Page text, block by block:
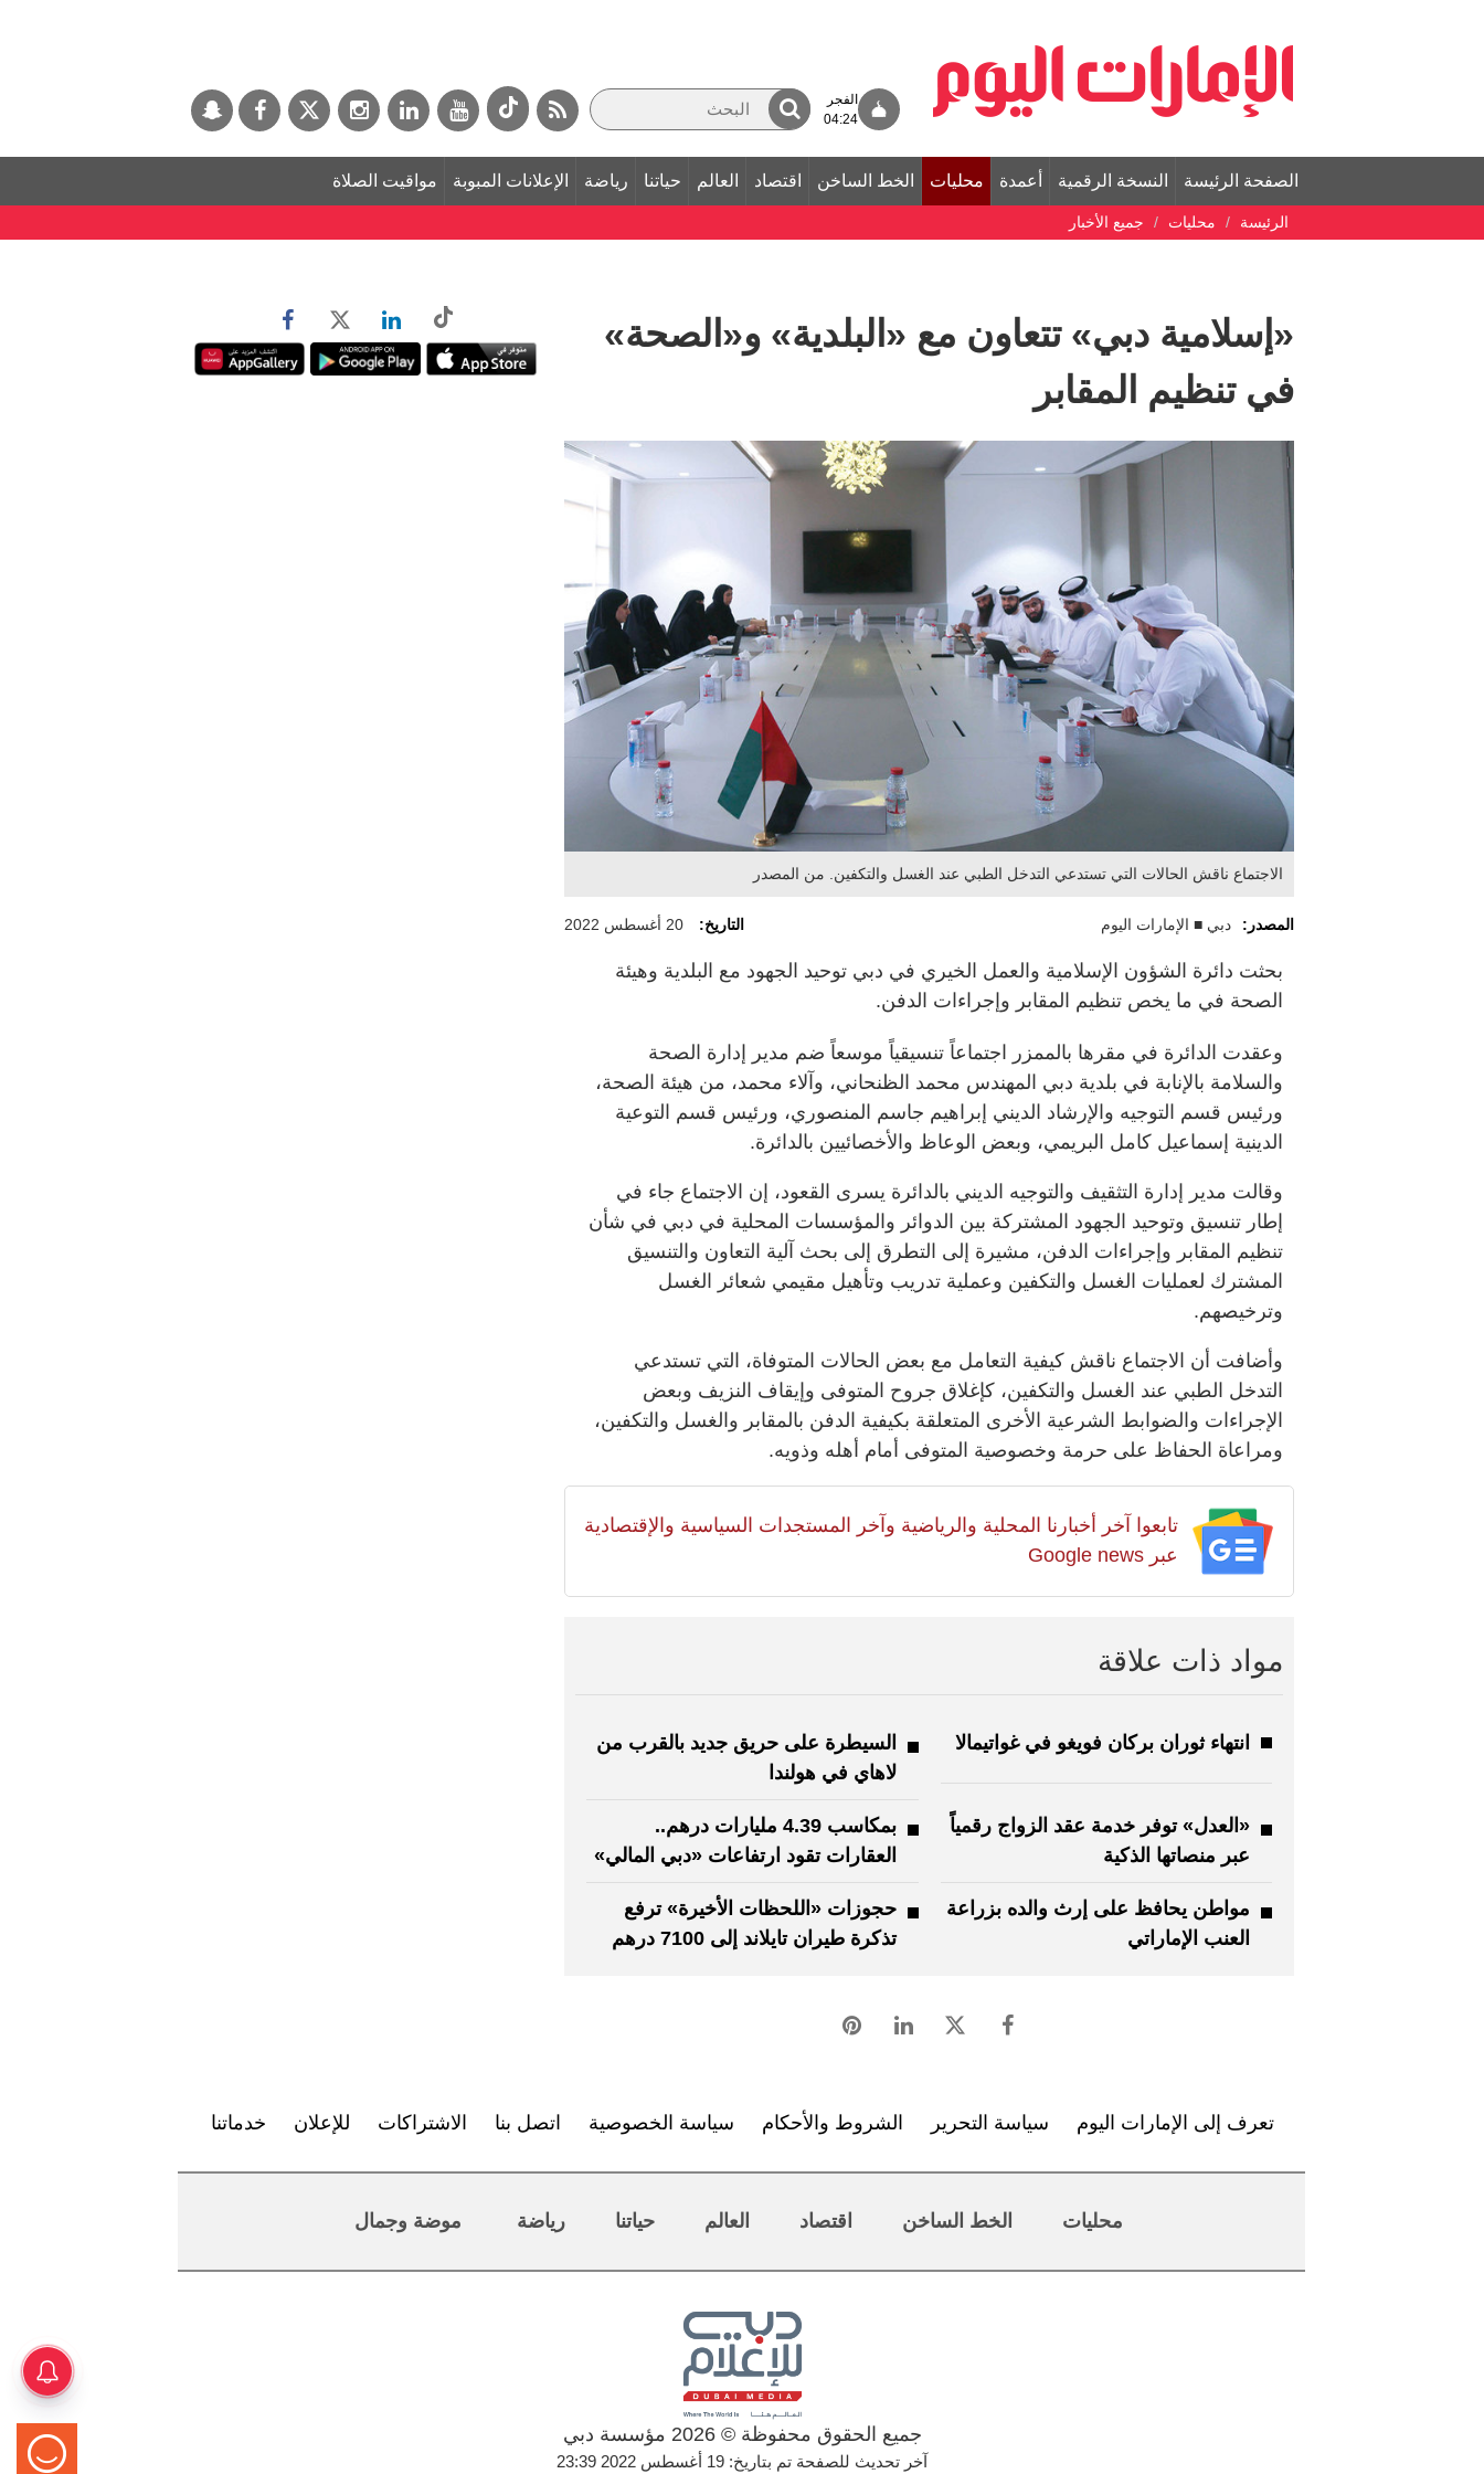
الفجر
04:24
الصفحة الرئيسة النسخة الرقمية أعمدة محليات الخط الساخن اقتصاد العالم حياتنا رياضة الإعلانات المبوبة مواقيت الصلاة
الرئيسة محليات جميع الأخبار
«إسلامية دبي» تتعاون مع «البلدية» و«الصحة»
في تنظيم المقابر
الاجتماع ناقش الحالات التي تستدعي التدخل الطبي عند الغسل والتكفين. من المصدر
المصدر: دبي ■ الإمارات اليوم التاريخ: 20 أغسطس 2022
بحثت دائرة الشؤون الإسلامية والعمل الخيري في دبي توحيد الجهود مع البلدية وهيئة
الصحة في ما يخص تنظيم المقابر وإجراءات الدفن.
وعقدت الدائرة في مقرها بالممزر اجتماعاً تنسيقياً موسعاً ضم مدير إدارة الصحة
والسلامة بالإنابة في بلدية دبي المهندس محمد الظنحاني، وآلاء محمد، من هيئة الصحة،
ورئيس قسم التوجيه والإرشاد الديني إبراهيم جاسم المنصوري، ورئيس قسم التوعية
الدينية إسماعيل كامل البريمي، وبعض الوعاظ والأخصائيين بالدائرة.
وقالت مدير إدارة التثقيف والتوجيه الديني بالدائرة يسرى القعود، إن الاجتماع جاء في
إطار تنسيق وتوحيد الجهود المشتركة بين الدوائر والمؤسسات المحلية في دبي في شأن
تنظيم المقابر وإجراءات الدفن، مشيرة إلى التطرق إلى بحث آلية التعاون والتنسيق
المشترك لعمليات الغسل والتكفين وعملية تدريب وتأهيل مقيمي شعائر الغسل
وترخيصهم.
وأضافت أن الاجتماع ناقش كيفية التعامل مع بعض الحالات المتوفاة، التي تستدعي
التدخل الطبي عند الغسل والتكفين، كإغلاق جروح المتوفى وإيقاف النزيف وبعض
الإجراءات والضوابط الشرعية الأخرى المتعلقة بكيفية الدفن بالمقابر والغسل والتكفين،
ومراعاة الحفاظ على حرمة وخصوصية المتوفى أمام أهله وذويه.
تابعوا آخر أخبارنا المحلية والرياضية وآخر المستجدات السياسية والإقتصادية
عبر Google news
مواد ذات علاقة
انتهاء ثوران بركان فويغو في غواتيمالا
السيطرة على حريق جديد بالقرب من
لاهاي في هولندا
«العدل» توفر خدمة عقد الزواج رقمياً
عبر منصاتها الذكية
بمكاسب 4.39 مليارات درهم..
العقارات تقود ارتفاعات «دبي المالي»
مواطن يحافظ على إرث والده بزراعة
العنب الإماراتي
حجوزات «اللحظات الأخيرة» ترفع
تذكرة طيران تايلاند إلى 7100 درهم
تعرف إلى الإمارات اليوم سياسة التحرير الشروط والأحكام سياسة الخصوصية اتصل بنا الاشتراكات للإعلان خدماتنا
محليات الخط الساخن اقتصاد العالم حياتنا رياضة موضة وجمال
جميع الحقوق محفوظة © 2026 مؤسسة دبي
آخر تحديث للصفحة تم بتاريخ: 19 أغسطس 2022 23:39